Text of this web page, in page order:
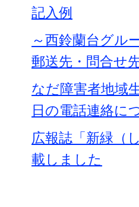
記入例
～西鈴蘭台グル
郵送先・問合せ
なだ障害者地域
日の電話連絡に
広報誌「新緑（
載しました